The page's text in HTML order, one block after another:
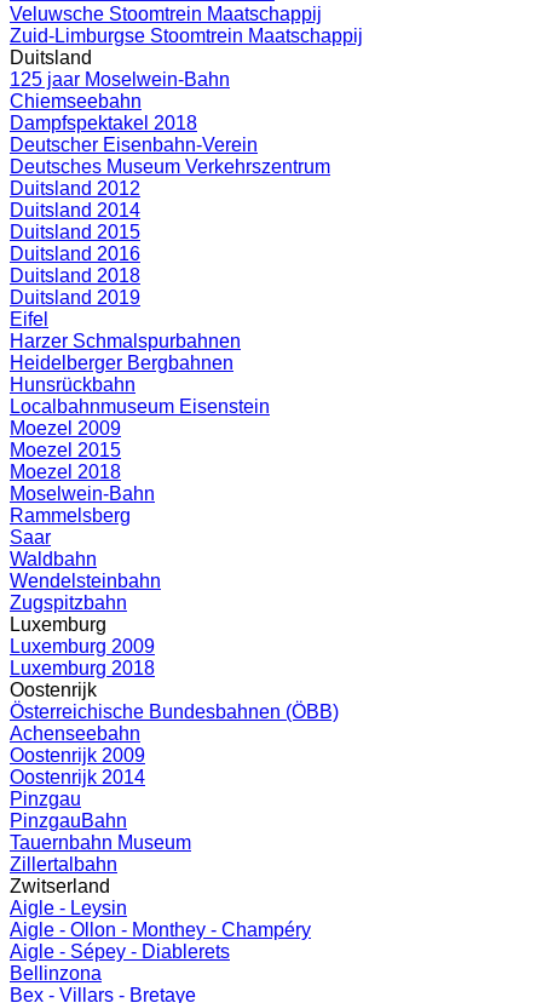
Veluwsche Stoomtrein Maatschappij
Zuid-Limburgse Stoomtrein Maatschappij
Duitsland
125 jaar Moselwein-Bahn
Chiemseebahn
Dampfspektakel 2018
Deutscher Eisenbahn-Verein
Deutsches Museum Verkehrszentrum
Duitsland 2012
Duitsland 2014
Duitsland 2015
Duitsland 2016
Duitsland 2018
Duitsland 2019
Eifel
Harzer Schmalspurbahnen
Heidelberger Bergbahnen
Hunsrückbahn
Localbahnmuseum Eisenstein
Moezel 2009
Moezel 2015
Moezel 2018
Moselwein-Bahn
Rammelsberg
Saar
Waldbahn
Wendelsteinbahn
Zugspitzbahn
Luxemburg
Luxemburg 2009
Luxemburg 2018
Oostenrijk
Österreichische Bundesbahnen (ÖBB)
Achenseebahn
Oostenrijk 2009
Oostenrijk 2014
Pinzgau
PinzgauBahn
Tauernbahn Museum
Zillertalbahn
Zwitserland
Aigle - Leysin
Aigle - Ollon - Monthey - Champéry
Aigle - Sépey - Diablerets
Bellinzona
Bex - Villars - Bretaye